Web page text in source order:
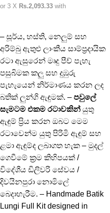
or 3 X Rs.2,093.33 with
– සූර්ය, හස්ති, නෙලුම් සහ
අරිම්බු ඇතුළු ලාංකීය සාම්ප්‍රදායික
රටා ඇසුරෙන් මෘදු පීච් පැහැ
පසුබිමක කලු සහ දුඹුරු
පැහැයෙන් නිර්මාණය කරන ලද
බතික් ලුන්ගි ඇඳුමක්. – පවුලේ
සැමටම එකම රටාවකින් යුතු
ඇඳුම් ප්‍රිය කරන ඔබට මෙම
රටාවෙන්ම යුතු පිරිමි ඇඳුම් සහ
ළමා ඇඳුම්ද ලබාගත හැක – මුදල්
ගෙවීමේ ක්‍රම කිහිපයක් /
විදේශීය ඩිලිවරි සේවය /
දිවයිනපුරා නොමිලේ
බෙදාහැරීම. – Handmade Batik
Lungi Full Kit designed in